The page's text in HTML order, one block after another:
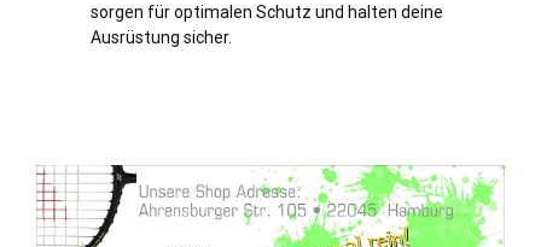
sorgen für optimalen Schutz und halten deine
Ausrüstung sicher.